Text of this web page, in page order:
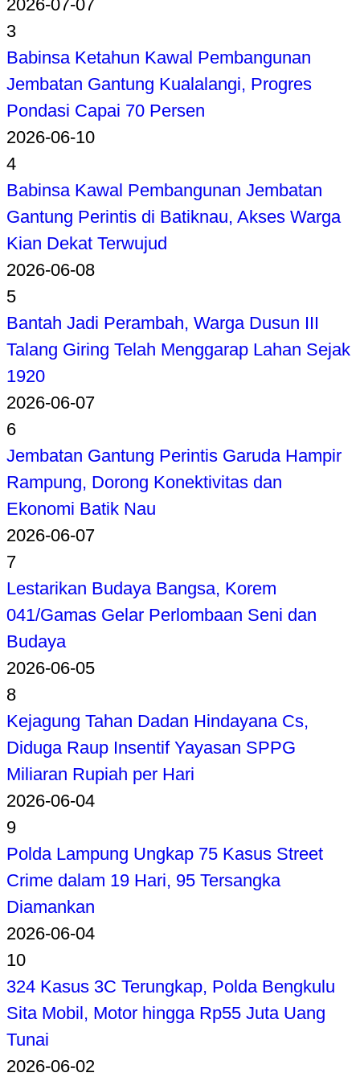
2026-07-07
3
Babinsa Ketahun Kawal Pembangunan
Jembatan Gantung Kualalangi, Progres
Pondasi Capai 70 Persen
2026-06-10
4
Babinsa Kawal Pembangunan Jembatan
Gantung Perintis di Batiknau, Akses Warga
Kian Dekat Terwujud
2026-06-08
5
Bantah Jadi Perambah, Warga Dusun III
Talang Giring Telah Menggarap Lahan Sejak
1920
2026-06-07
6
Jembatan Gantung Perintis Garuda Hampir
Rampung, Dorong Konektivitas dan
Ekonomi Batik Nau
2026-06-07
7
Lestarikan Budaya Bangsa, Korem
041/Gamas Gelar Perlombaan Seni dan
Budaya
2026-06-05
8
Kejagung Tahan Dadan Hindayana Cs,
Diduga Raup Insentif Yayasan SPPG
Miliaran Rupiah per Hari
2026-06-04
9
Polda Lampung Ungkap 75 Kasus Street
Crime dalam 19 Hari, 95 Tersangka
Diamankan
2026-06-04
10
324 Kasus 3C Terungkap, Polda Bengkulu
Sita Mobil, Motor hingga Rp55 Juta Uang
Tunai
2026-06-02